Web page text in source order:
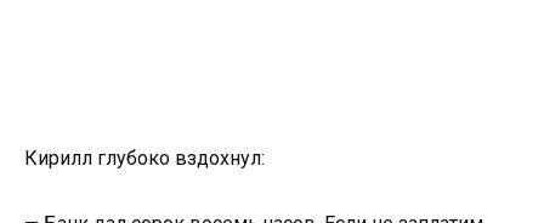
Кирилл глубоко вздохнул: